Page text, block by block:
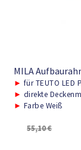
MILA
► für TEUTO LED
► direkte
► Farbe Weiß
55,10€